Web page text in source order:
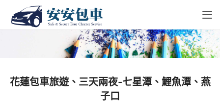
花蓮包車旅遊、三天兩夜-七星潭、鯉魚潭、燕
子口